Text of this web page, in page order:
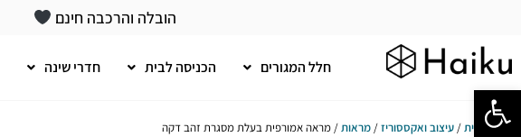
פתח סרגל נגישות
הובלה והרכבה חינם
חלל המגורים הכניסה לבית חדרי שינה
עמוד הבית/ עיצוב ואקססוריז/ מראות/ מראה אמורפית בעלת מסגרת זהב דקה